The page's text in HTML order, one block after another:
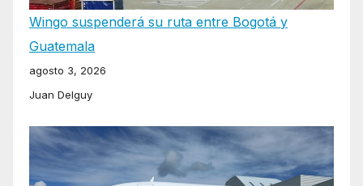
Wingo suspenderá su ruta entre Bogotá y
Guatemala
agosto 3, 2026
Juan Delguy